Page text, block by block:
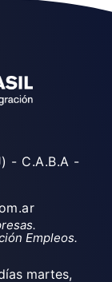
- C.A.B.A -
Empleos.
martes,